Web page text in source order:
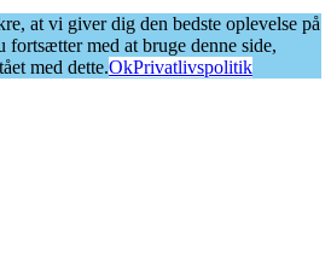
at vi giver dig den bedste oplevelse på
fortsætter med at bruge denne side,
med dette.OkPrivatlivspolitik